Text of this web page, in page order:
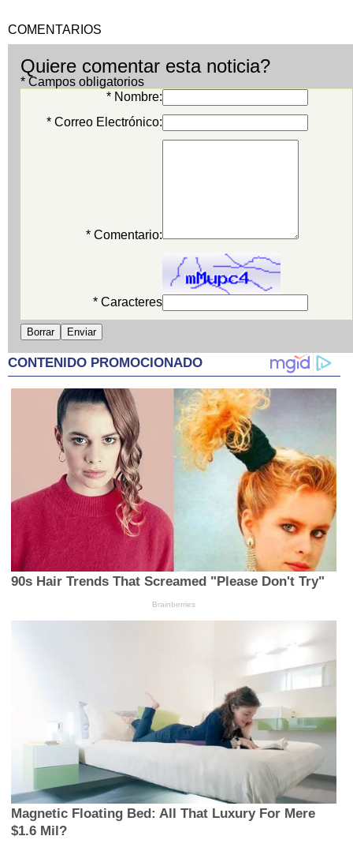
COMENTARIOS
Quiere comentar esta noticia?
* Campos obligatorios
* Nombre:
* Correo Electrónico:
* Comentario:
* Caracteres